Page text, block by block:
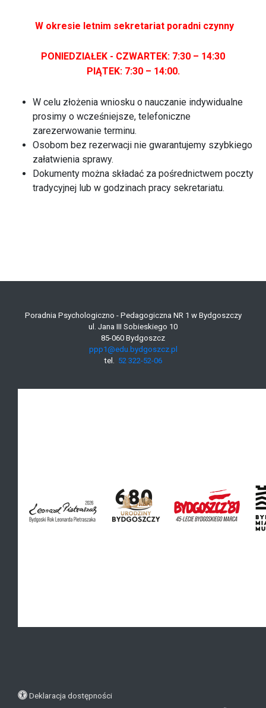
W okresie letnim sekretariat poradni czynny
PONIEDZIAŁEK - CZWARTEK: 7:30 – 14:30
PIĄTEK: 7:30 – 14:00.
W celu złożenia wniosku o nauczanie indywidualne
prosimy o wcześniejsze, telefoniczne
zarezerwowanie terminu.
Osobom bez rezerwacji nie gwarantujemy szybkiego
załatwienia sprawy.
Dokumenty można składać za pośrednictwem poczty
tradycyjnej lub w godzinach pracy sekretariatu.
Poradnia Psychologiczno - Pedagogiczna NR 1 w Bydgoszczy
ul. Jana III Sobieskiego 10
85-060 Bydgoszcz
ppp1@edu.bydgoszcz.pl
tel. 52 322-52-06
Deklaracja dostępności